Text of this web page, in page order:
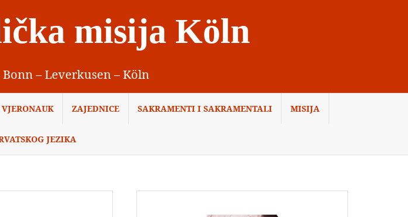
misija Köln
– Leverkusen – Köln
VJERONAUK ZAJEDNICE SAKRAMENTI I SAKRAMENTALI MISIJA
JEZIKA